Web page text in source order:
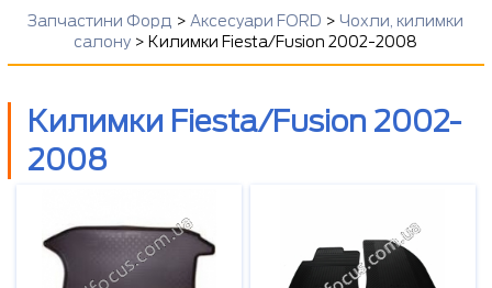
Запчастини Форд > Аксесуари FORD > Чохли, килимки
салону > Килимки Fiesta/Fusion 2002-2008
Килимки Fiesta/Fusion 2002-
2008